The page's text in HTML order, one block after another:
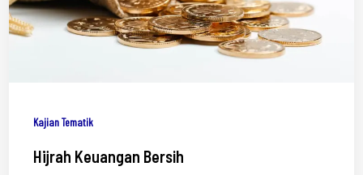
Kajian Tematik
Hijrah Keuangan Bersih